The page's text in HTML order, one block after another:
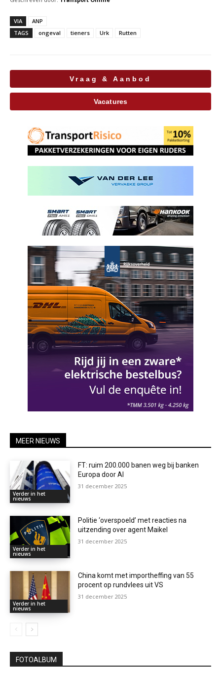
VIA
ANP
TAGS
ongeval tieners Urk Rutten
Vraag & Aanbod
Vacatures
MEER NIEUWS
Verder in het
nieuws
FT: ruim 200.000 banen weg bij banken
Europa door AI
31 december 2025
Verder in het
nieuws
Politie ‘overspoeld’ met reacties na
uitzending over agent Maikel
31 december 2025
Verder in het
nieuws
China komt met importheffing van 55
procent op rundvlees uit VS
31 december 2025
FOTOALBUM